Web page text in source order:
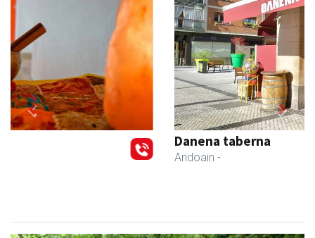
Previous Next